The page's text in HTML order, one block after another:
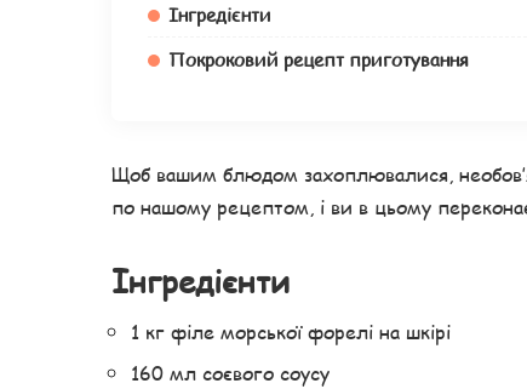
Інгредієнти
Покроковий рецепт приготування
Щоб вашим блюдом захоплювалися,
по нашому рецептом, і ви в цьому
Інгредієнти
1 кг філе морської форелі на шкірі
160 мл соєвого соусу